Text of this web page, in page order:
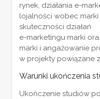
rynek, działania e-
lojalności wobec
skuteczności działań
e-marketingu marki
marki i angażowanie
w projekty powiązane
Warunki ukończenia
Ukończenie studiów